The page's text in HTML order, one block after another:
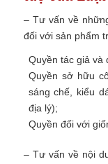
– Tư vấn về
đối với sản phẩm
Quyền tác giả và
Quyền sở hữu
sáng chế, kiểu
địa lý);
Quyền đối với
– Tư vấn về nội